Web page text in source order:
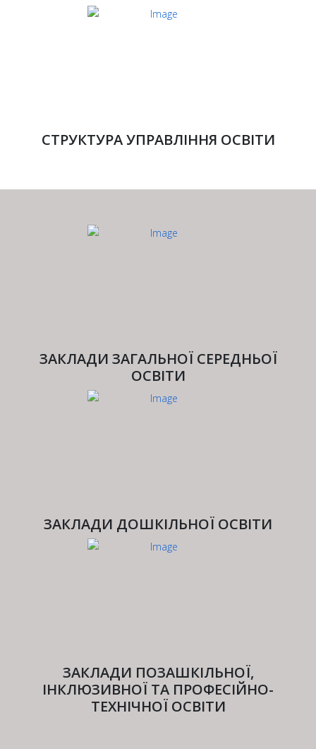
СТРУКТУРА УПРАВЛІННЯ ОСВІТИ
ЗАКЛАДИ ЗАГАЛЬНОЇ СЕРЕДНЬОЇ
ОСВІТИ
ЗАКЛАДИ ДОШКІЛЬНОЇ ОСВІТИ
ЗАКЛАДИ ПОЗАШКІЛЬНОЇ,
ІНКЛЮЗИВНОЇ ТА ПРОФЕСІЙНО-
ТЕХНІЧНОЇ ОСВІТИ